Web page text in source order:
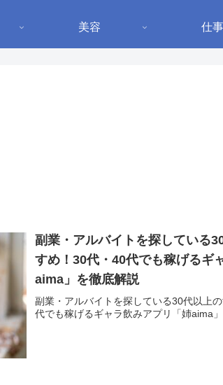
美容 仕事
副業・アルバイトを探している
すめ！30代・40代でも稼げるギ
aima」を徹底解説
副業・アルバイトを探している30代以上
代でも稼げるギャラ飲みアプリ「姉aima